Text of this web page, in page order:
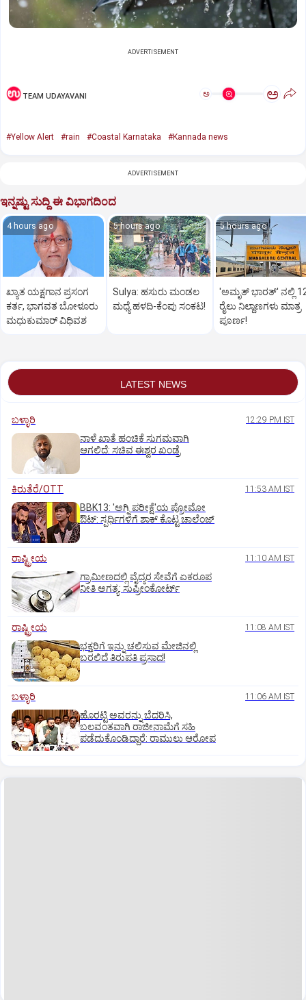
ADVERTISEMENT
TEAM UDAYAVANI ಅ ಅ
#Yellow Alert #rain #Coastal Karnataka #Kannada news
ADVERTISEMENT
ಇನ್ನಷ್ಟು ಸುದ್ದಿ ಈ ವಿಭಾಗದಿಂದ
4 hours ago
ಖ್ಯಾತ ಯಕ್ಷಗಾನ ಪ್ರಸಂಗ
ಕರ್ತ, ಭಾಗವತ ಬೋಳೂರು
ಮಧುಕುಮಾರ್ ವಿಧಿವಶ
5 hours ago
Sulya: ಹಸುರು ಮಂಡಲ
ಮಧ್ಯೆ ಹಳದಿ-ಕೆಂಪು ಸಂಕಟ!
5 hours ago
'ಅಮೃತ್‌ ಭಾರತ್‌' ನಲ್ಲಿ
ರೈಲು ನಿಲ್ದಾಣಗಳು ಮಾತ್ರ
ಪೂರ್ಣ!
LATEST NEWS
ಬಳ್ಳಾರಿ 12:29 PM IST
ನಾಳೆ ಖಾತೆ ಹಂಚಿಕೆ ಸುಗಮವಾಗಿ
ಆಗಲಿದೆ: ಸಚಿವ ಈಶ್ವರ ಖಂಡ್ರೆ
ಕಿರುತೆರೆ/OTT 11:53 AM IST
BBK13: 'ಅಗ್ನಿ ಪರೀಕ್ಷೆ'ಯ ಪ್ರೋಮೋ
ಔಟ್: ಸ್ಪರ್ಧಿಗಳಿಗೆ ಶಾಕ್ ಕೊಟ್ಟ ಚಾಲೆಂಜ್
ರಾಷ್ಟ್ರೀಯ 11:10 AM IST
ಗ್ರಾಮೀಣದಲ್ಲಿ ವೈದ್ಯರ ಸೇವೆಗೆ ಏಕರೂಪ
ನೀತಿ ಅಗತ್ಯ: ಸುಪ್ರೀಂಕೋರ್ಟ್‌
ರಾಷ್ಟ್ರೀಯ 11:08 AM IST
ಭಕ್ತರಿಗೆ ಇನ್ನು ಚಲಿಸುವ ಮೇಜಿನಲ್ಲಿ
ಬರಲಿದೆ ತಿರುಪತಿ ಪ್ರಸಾದ!
ಬಳ್ಳಾರಿ 11:06 AM IST
ಹೊರಟ್ಟಿ ಅವರನ್ನು ಬೆದರಿಸಿ,
ಬಲವಂತವಾಗಿ ರಾಜೀನಾಮೆಗೆ ಸಹಿ
ಪಡೆದುಕೊಂಡಿದ್ದಾರೆ: ರಾಮುಲು ಆರೋಪ